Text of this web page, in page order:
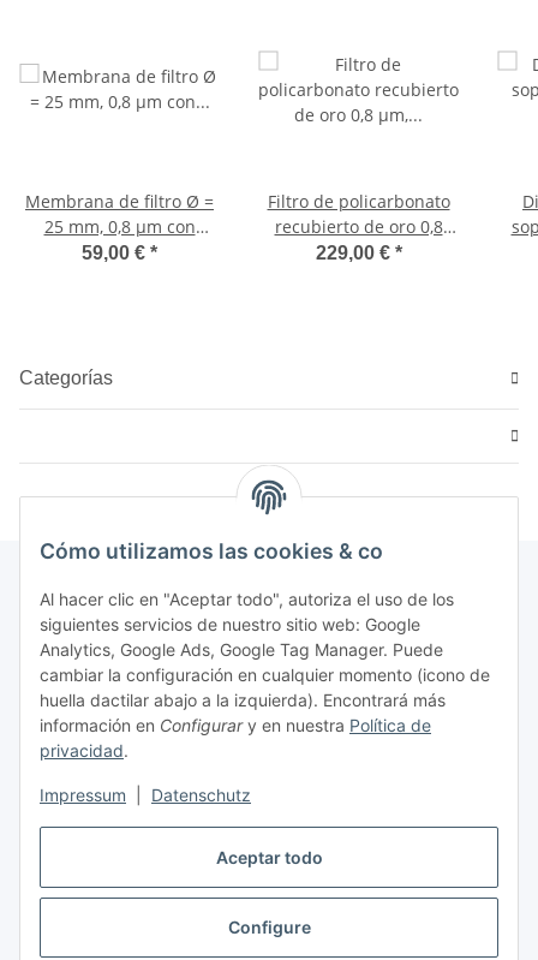
Aceptar todo
Configure
Cómo utilizamos las cookies & co
Al hacer clic en "Aceptar todo", autoriza el uso de los
siguientes servicios de nuestro sitio web: Google
Analytics, Google Ads, Google Tag Manager. Puede
cambiar la configuración en cualquier momento (icono de
huella dactilar abajo a la izquierda). Encontrará más
información en Configurary en nuestra Política de
privacidad.
Impressum Datenschutz
Membrana de filtro Ø =
25 mm, 0,8 µm con
rejilla, VE25
59,00 € *
Filtro de policarbonato
recubierto de oro 0,8
µm, Ø = 25 mm, oro 40/2
229,00 € *
Categorías
Boletín Suscríbase a
De acuerdo con supolítica de privacidad, les ruego me
envíen información sobre su gama de productos por correo
electrónico de forma periódica y revocable en cualquier